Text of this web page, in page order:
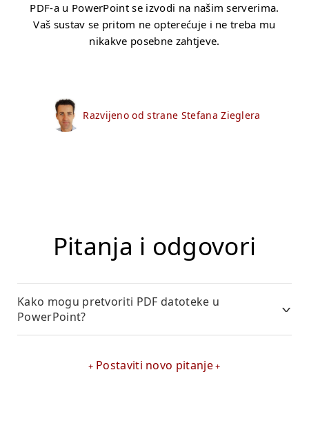
PDF-a u PowerPoint se izvodi na našim serverima.
Vaš sustav se pritom ne opterećuje i ne treba mu
nikakve posebne zahtjeve.
Razvijeno od strane Stefana Zieglera
Pitanja i odgovori
Kako mogu pretvoriti PDF datoteke u
PowerPoint?
Postaviti novo pitanje